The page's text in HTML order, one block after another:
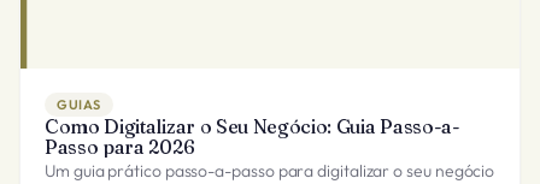
GUIAS
Como Digitalizar o Seu Negócio: Guia Passo-a-
Passo para 2026
Um guia prático passo-a-passo para digitalizar o seu negócio